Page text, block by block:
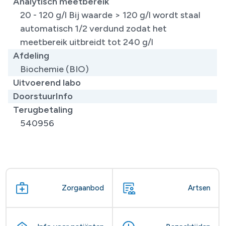
20 - 120 g/l Bij waarde > 120 g/l wordt staal
automatisch 1/2 verdund zodat het
meetbereik uitbreidt tot 240 g/l
Afdeling
Biochemie (BIO)
Uitvoerend labo
DoorstuurInfo
Terugbetaling
540956
Zorgaanbod Artsen